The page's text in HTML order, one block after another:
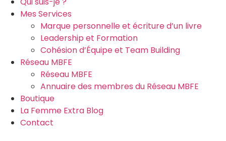
Mes Services
Marque personnelle et écriture d’un livre
Leadership et Formation
Cohésion d’Équipe et Team Building
Réseau MBFE
Réseau MBFE
Annuaire des membres du Réseau MBFE
Boutique
La Femme Extra Blog
Contact